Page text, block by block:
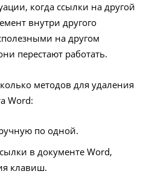
когда ссылки на другой
внутри другого
на другом
перестают работать.
методов для удаления
Word:
по одной.
в документе Word,
клавиш.